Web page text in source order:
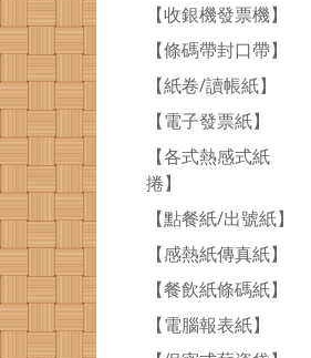
【收銀機發票機】
【條碼帶封口帶】
【紙卷/讀帳紙】
【電子發票紙】
【各式熱感式紙
捲】
【點餐紙/出號紙】
【感熱紙傳真紙】
【餐飲紙條碼紙】
【電腦報表紙】